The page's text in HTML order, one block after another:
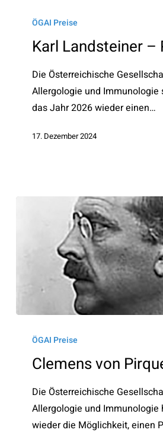
Landsteiner
Preis
ÖGAI Preise
Karl Landsteiner –
Die Österreichische
Allergologie und Immunologie
das Jahr 2026 wieder einen…
17. Dezember 2024
Pirquet
Preis
ÖGAI Preise
Clemens von
Die Österreichische
Allergologie und Immunologie
wieder die Möglichkeit, einen